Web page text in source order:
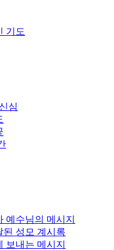
기도
심
예수님의 메시지
된 성모 계시록
보내는 메시지